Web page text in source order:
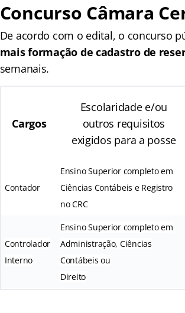
Concurso Câmara
De acordo com o edital, o concurso
mais formação de cadastro de
semanais.
Cargos
Escolaridade e/ou
outros requisitos
exigidos para a posse
Contador
Ensino Superior completo em
Ciências Contábeis e Registro
no CRC
Controlador
Interno
Ensino Superior completo em
Administração, Ciências
Contábeis ou
Direito